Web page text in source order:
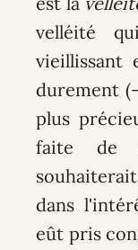
velléité
durement
plus
faite de
dans
eût pris